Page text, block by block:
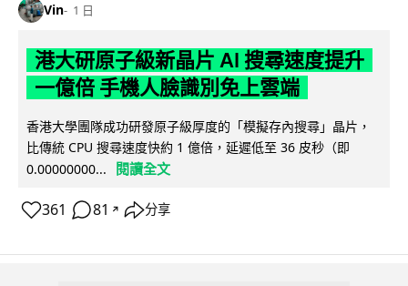
Vin 1 日
港大研原子級新晶片 AI 搜尋速度提升
一億倍 手機人臉識別免上雲端
香港大學團隊成功研發原子級厚度的「模擬存內搜尋」晶片，
比傳統 CPU 搜尋速度快約 1 億倍，延遲低至 36 皮秒（即
0.00000000...
閱讀全文
361 81 ↗ 分享